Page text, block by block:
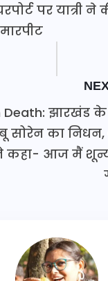
पर यात्री
Death: झारखंड के
सोरेन का निधन,
कहा- आज मैं